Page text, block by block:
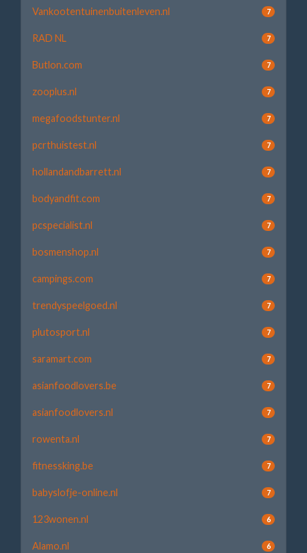
Vankootentuinenbuitenleven.nl 7
RAD NL 7
Butlon.com 7
zooplus.nl 7
megafoodstunter.nl 7
pcrthuistest.nl 7
hollandandbarrett.nl 7
bodyandfit.com 7
pcspecialist.nl 7
bosmenshop.nl 7
campings.com 7
trendyspeelgoed.nl 7
plutosport.nl 7
saramart.com 7
asianfoodlovers.be 7
asianfoodlovers.nl 7
rowenta.nl 7
fitnessking.be 7
babyslofje-online.nl 7
123wonen.nl 6
Alamo.nl 6